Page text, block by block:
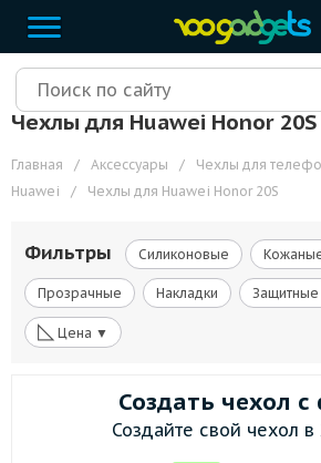
Чехлы для Huawei Honor 20S
Главная / Аксессуары / Чехлы для
Huawei
/ Чехлы для Huawei Honor 20S
Фильтры Силиконовые
Прозрачные Накладки Защитные
◺ Цена ▼
Создать чехол с
Создайте свой чехол в